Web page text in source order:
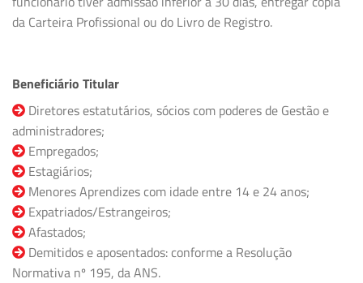
da Carteira Profissional ou do Livro de Registro.
Beneficiário Titular
Diretores estatutários, sócios com poderes de Gestão e
administradores;
Empregados;
Estagiários;
Menores Aprendizes com idade entre 14 e 24 anos;
Expatriados/Estrangeiros;
Afastados;
Demitidos e aposentados: conforme a Resolução
Normativa nº 195, da ANS.